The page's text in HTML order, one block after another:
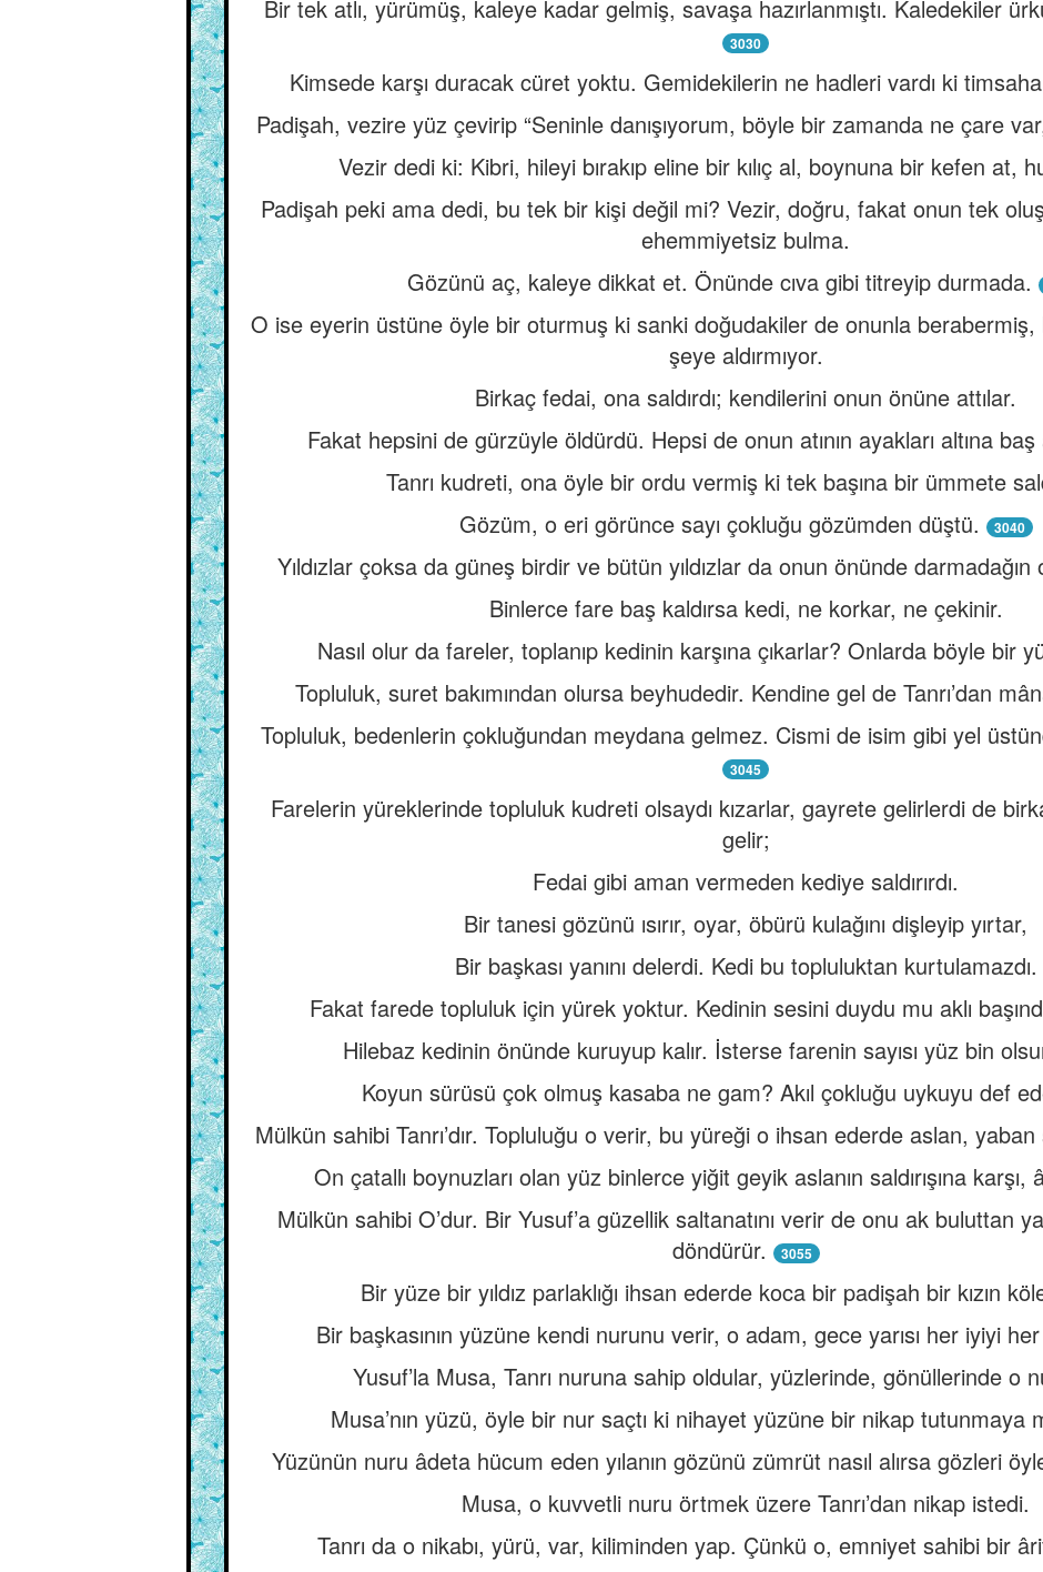
Bir tek atlı, yürümüş, kaleye kadar gelmiş, savaşa hazırlanmıştı. Kaledekiler
3030
Kimsede karşı duracak cüret yoktu. Gemidekilerin ne hadleri vardı ki
Padişah, vezire yüz çevirip “Seninle danışıyorum, böyle bir zamanda ne çare
Vezir dedi ki: Kibri, hileyi bırakıp eline bir kılıç al, boynuna bir kefen at,
Padişah peki ama dedi, bu tek bir kişi değil mi? Vezir, doğru, fakat onun tek
ehemmiyetsiz bulma.
Gözünü aç, kaleye dikkat et. Önünde cıva gibi titreyip durmada.
O ise eyerin üstüne öyle bir oturmuş ki sanki doğudakiler de onunla berabermiş,
şeye aldırmıyor.
Birkaç fedai, ona saldırdı; kendilerini onun önüne attılar.
Fakat hepsini de gürzüyle öldürdü. Hepsi de onun atının ayakları altına baş
Tanrı kudreti, ona öyle bir ordu vermiş ki tek başına bir ümmete
Gözüm, o eri görünce sayı çokluğu gözümden düştü.
3040
Yıldızlar çoksa da güneş birdir ve bütün yıldızlar da onun önünde
Binlerce fare baş kaldırsa kedi, ne korkar, ne çekinir.
Nasıl olur da fareler, toplanıp kedinin karşına çıkarlar? Onlarda böyle bir
Topluluk, suret bakımından olursa beyhudedir. Kendine gel de Tanrı’dan
Topluluk, bedenlerin çokluğundan meydana gelmez. Cismi de isim gibi yel
3045
Farelerin yüreklerinde topluluk kudreti olsaydı kızarlar, gayrete gelirlerdi de
gelir;
Fedai gibi aman vermeden kediye saldırırdı.
Bir tanesi gözünü ısırır, oyar, öbürü kulağını dişleyip yırtar,
Bir başkası yanını delerdi. Kedi bu topluluktan kurtulamazdı.
Fakat farede topluluk için yürek yoktur. Kedinin sesini duydu mu aklı
Hilebaz kedinin önünde kuruyup kalır. İsterse farenin sayısı yüz bin
Koyun sürüsü çok olmuş kasaba ne gam? Akıl çokluğu uykuyu def
Mülkün sahibi Tanrı’dır. Topluluğu o verir, bu yüreği o ihsan ederde aslan, yaban
On çatallı boynuzları olan yüz binlerce yiğit geyik aslanın saldırışına karşı,
Mülkün sahibi O’dur. Bir Yusuf’a güzellik saltanatını verir de onu ak buluttan
döndürür.
3055
Bir yüze bir yıldız parlaklığı ihsan ederde koca bir padişah bir kızın
Bir başkasının yüzüne kendi nurunu verir, o adam, gece yarısı her iyiyi
Yusuf’la Musa, Tanrı nuruna sahip oldular, yüzlerinde, gönüllerinde o
Musa’nın yüzü, öyle bir nur saçtı ki nihayet yüzüne bir nikap tutunmaya
Yüzünün nuru âdeta hücum eden yılanın gözünü zümrüt nasıl alırsa gözleri
Musa, o kuvvetli nuru örtmek üzere Tanrı’dan nikap istedi.
Tanrı da o nikabı, yürü, var, kiliminden yap. Çünkü o, emniyet sahibi bir